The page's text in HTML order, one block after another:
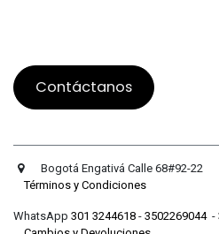
Contáctanos
Bogotá Engativá
Términos y Condiciones
WhatsApp 301 3244618 - 3502269044-